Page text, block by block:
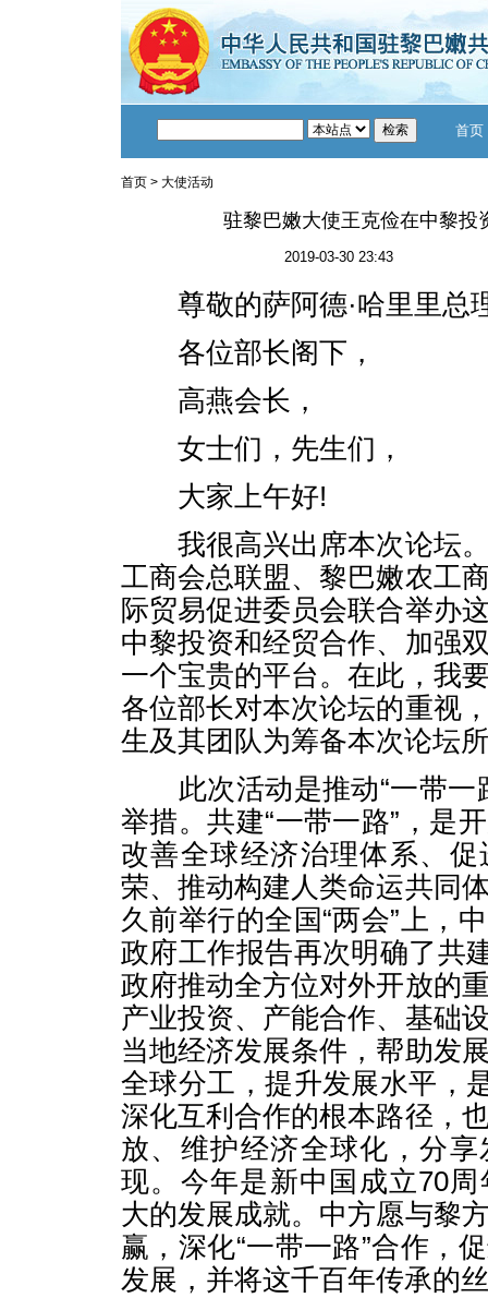
首页
首页 > 大使活动
驻黎巴嫩大使王克俭在中黎投
2019-03-30 23:43
尊敬的萨阿德·哈里里总
各位部长阁下，
高燕会长，
女士们，先生们，
大家上午好!
我很高兴出席本次论坛。
工商会总联盟、黎巴嫩农工
际贸易促进委员会联合举办
中黎投资和经贸合作、加强
一个宝贵的平台。在此，我
各位部长对本次论坛的重视
生及其团队为筹备本次论坛
此次活动是推动“一带一
举措。共建“一带一路”，是
改善全球经济治理体系、
荣、推动构建人类命运共同
久前举行的全国“两会”上，
政府工作报告再次明确了共
政府推动全方位对外开放的
产业投资、产能合作、基础
当地经济发展条件，帮助发
全球分工，提升发展水平，
深化互利合作的根本路径，
放、维护经济全球化，分
现。今年是新中国成立70
大的发展成就。中方愿与黎
赢，深化“一带一路”合作，
发展，并将这千百年传承的